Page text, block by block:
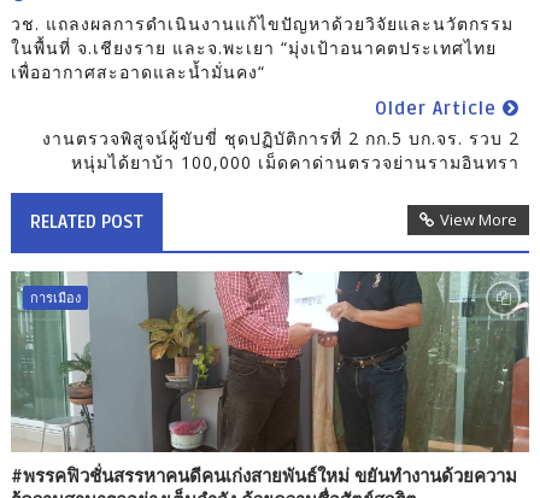
วช. แถลงผลการดำเนินงานแก้ไขปัญหาด้วยวิจัยและนวัตกรรม
ในพื้นที่ จ.เชียงราย และจ.พะเยา “มุ่งเป้าอนาคตประเทศไทย
เพื่ออากาศสะอาดและน้ำมั่นคง“
Older Article
งานตรวจพิสูจน์ผู้ขับขี่ ชุดปฏิบัติการที่ 2 กก.5 บก.จร. รวบ 2
หนุ่มได้ยาบ้า 100,000 เม็ดคาด่านตรวจย่านรามอินทรา
RELATED POST View More
การเมือง
#พรรคฟิวชั่นสรรหาคนดีคนเก่งสายพันธ์ใหม่ ขยันทำงานด้วยความ